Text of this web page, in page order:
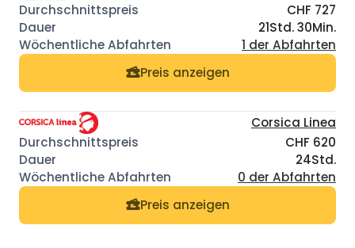
CHF 727
21Std. 30Min.
1 der Abfahrten
Preis anzeigen
Corsica Linea
CHF 620
24Std.
0 der Abfahrten
Preis anzeigen